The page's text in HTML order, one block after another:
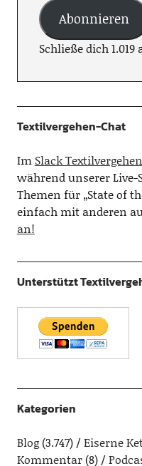
Abonnieren
Schließe dich
Textilvergehen-Chat
Im Slack
während unserer
Themen für „State of
einfach mit anderen
an!
Unterstützt
Kategorien
Blog(3.747) Eiserne
Kommentar(8)